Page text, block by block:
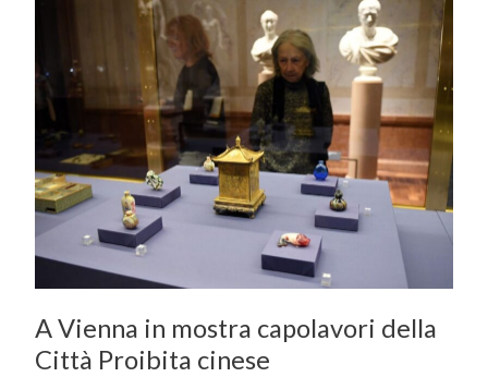
A Vienna in mostra capolavori della
Città Proibita cinese
mostra
capolavori
della
Città
Proibita
cinese